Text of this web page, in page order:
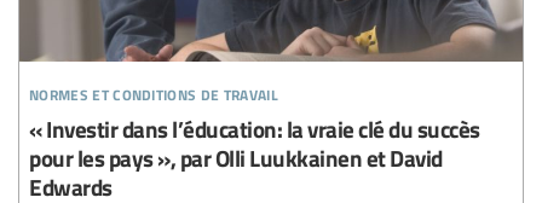
normes et conditions de travail
« Investir dans l’éducation: la vraie clé du succès
pour les pays », par Olli Luukkainen et David
Edwards